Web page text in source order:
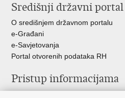
FacebookuTwitteru
Središnji državni portal
O središnjem državnom portalu
e-Građani
e-Savjetovanja
Portal otvorenih podataka RH
Pristup informacijama